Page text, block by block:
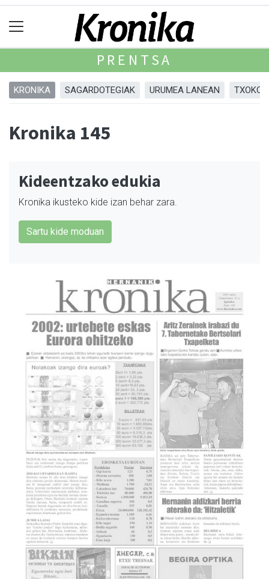
PRENTSA
KRONIKA SAGARDOTEGIAK URUMEA LANEAN
Kronika 145
Kideentzako edukia
Kronika ikusteko kide izan behar zara.
Sartu kide moduan